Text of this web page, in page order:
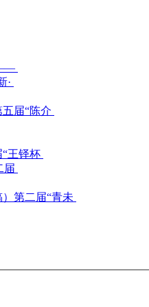
·
五届“陈介
“王铎杯
届
第二届“青未